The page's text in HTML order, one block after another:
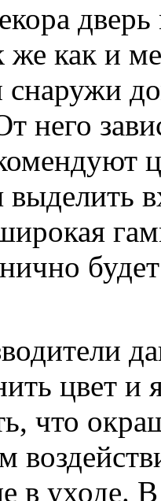
же как и
снаружи
него
выделить
цвет и
что
в уходе.